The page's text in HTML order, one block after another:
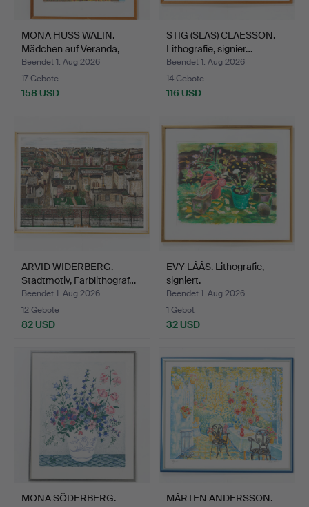
MONA HUSS WALIN.
Mädchen auf Veranda,
Farb…
Beendet 1. Aug 2026
17 Gebote
158 USD
STIG (SLAS) CLAESSON.
Lithografie, signier…
Beendet 1. Aug 2026
14 Gebote
116 USD
ARVID WIDERBERG.
Stadtmotiv, Farblithograf…
Beendet 1. Aug 2026
12 Gebote
82 USD
EVY LÅÅS. Lithografie,
signiert.
Beendet 1. Aug 2026
1 Gebot
32 USD
MONA SÖDERBERG.
MÅRTEN ANDERSSON.